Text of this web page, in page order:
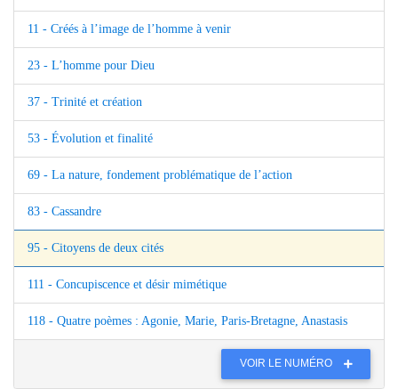
11 - Créés à l’image de l’homme à venir
23 - L’homme pour Dieu
37 - Trinité et création
53 - Évolution et finalité
69 - La nature, fondement problématique de l’action
83 - Cassandre
95 - Citoyens de deux cités
111 - Concupiscence et désir mimétique
118 - Quatre poèmes : Agonie, Marie, Paris-Bretagne, Anastasis
VOIR LE NUMÉRO